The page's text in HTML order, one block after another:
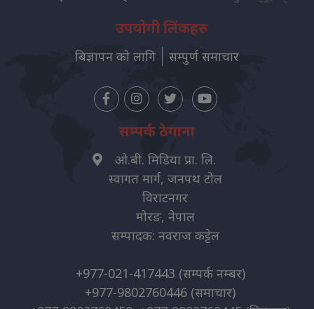
उपयोगी लिंकहरु
बिज्ञापन को लागि सम्पुर्ण समाचार
सम्पर्क ठेगाना
ओ.बी. मिडिया प्रा. लि.
स्वागत मार्ग, जनपथ टोल
विराटनगर
मोरङ, नेपाल
सम्पादक: नवराज कट्टेल
+977-021-417443 (सम्पर्क नम्बर)
+977-9802760446 (समाचार)